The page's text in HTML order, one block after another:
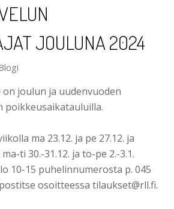
JOULUNA 2024
joulun ja uudenvuoden
poikkeusaikatauluilla.
ma 23.12. ja pe 27.12. ja
ti 30.-31.12. ja to-pe 2.-3.1.
10-15 puhelinnumerosta p. 045
osoitteessa tilaukset@rll.fi.